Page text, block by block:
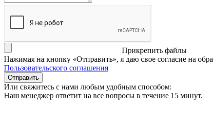
Прикрепить файлы
Нажимая на кнопку «Отправить», я даю свое согласие на
Пользовательского соглашения
Отправить
Или свяжитесь с нами любым удобным способом:
Наш менеджер ответит на все вопросы в течение 15 минут.